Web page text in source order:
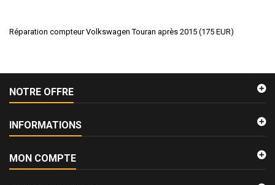
Réparation compteur Volkswagen Touran après 2015 (175 EUR)
NOTRE OFFRE
INFORMATIONS
MON COMPTE